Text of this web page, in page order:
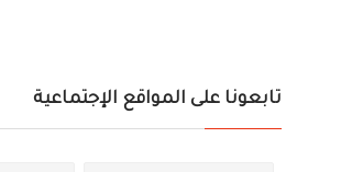
تابعونا على المواقع الإجتماعية